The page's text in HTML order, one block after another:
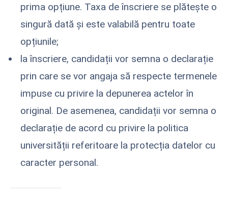
prima opțiune. Taxa de înscriere se plătește o
singură dată și este valabilă pentru toate
opțiunile;
la înscriere, candidații vor semna o declarație
prin care se vor angaja să respecte termenele
impuse cu privire la depunerea actelor în
original. De asemenea, candidații vor semna o
declarație de acord cu privire la politica
universității referitoare la protecția datelor cu
caracter personal.